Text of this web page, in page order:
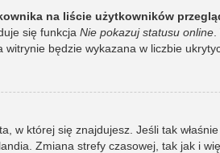
na liście użytkowników
się funkcja Nie pokazuj statusu online
będzie wykazana w liczbie
w której się znajdujesz. Jeśli tak
Zmiana strefy czasowej, tak jak i